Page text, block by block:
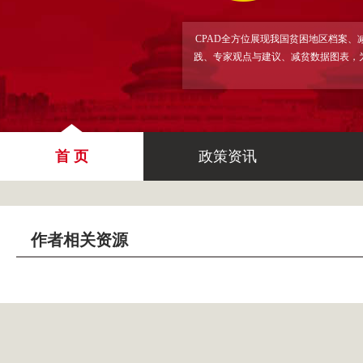
CPAD全方位展现我国贫困地区档案
践、专家观点与建议、减贫数据图表
首 页 政策资讯
作者相关资源